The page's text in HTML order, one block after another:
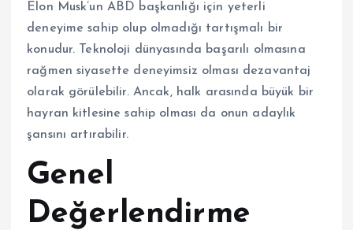
Elon Musk’un ABD başkanlığı için yeterli
deneyime sahip olup olmadığı tartışmalı bir
konudur. Teknoloji dünyasında başarılı olmasına
rağmen siyasette deneyimsiz olması dezavantaj
olarak görülebilir. Ancak, halk arasında büyük bir
hayran kitlesine sahip olması da onun adaylık
şansını artırabilir.
Genel
Değerlendirme